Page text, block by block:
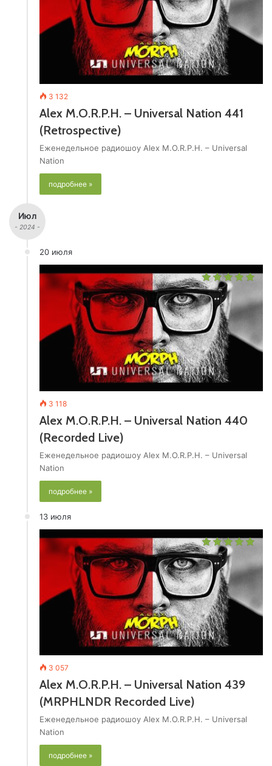
3 132
Alex M.O.R.P.H. – Universal Nation 441
(Retrospective)
Еженедельное радиошоу Alex M.O.R.P.H. – Universal
Nation
подробнее »
Июл
- 2024 -
20 июля
3 118
Alex M.O.R.P.H. – Universal Nation 440
(Recorded Live)
Еженедельное радиошоу Alex M.O.R.P.H. – Universal
Nation
подробнее »
13 июля
3 057
Alex M.O.R.P.H. – Universal Nation 439
(MRPHLNDR Recorded Live)
Еженедельное радиошоу Alex M.O.R.P.H. – Universal
Nation
подробнее »